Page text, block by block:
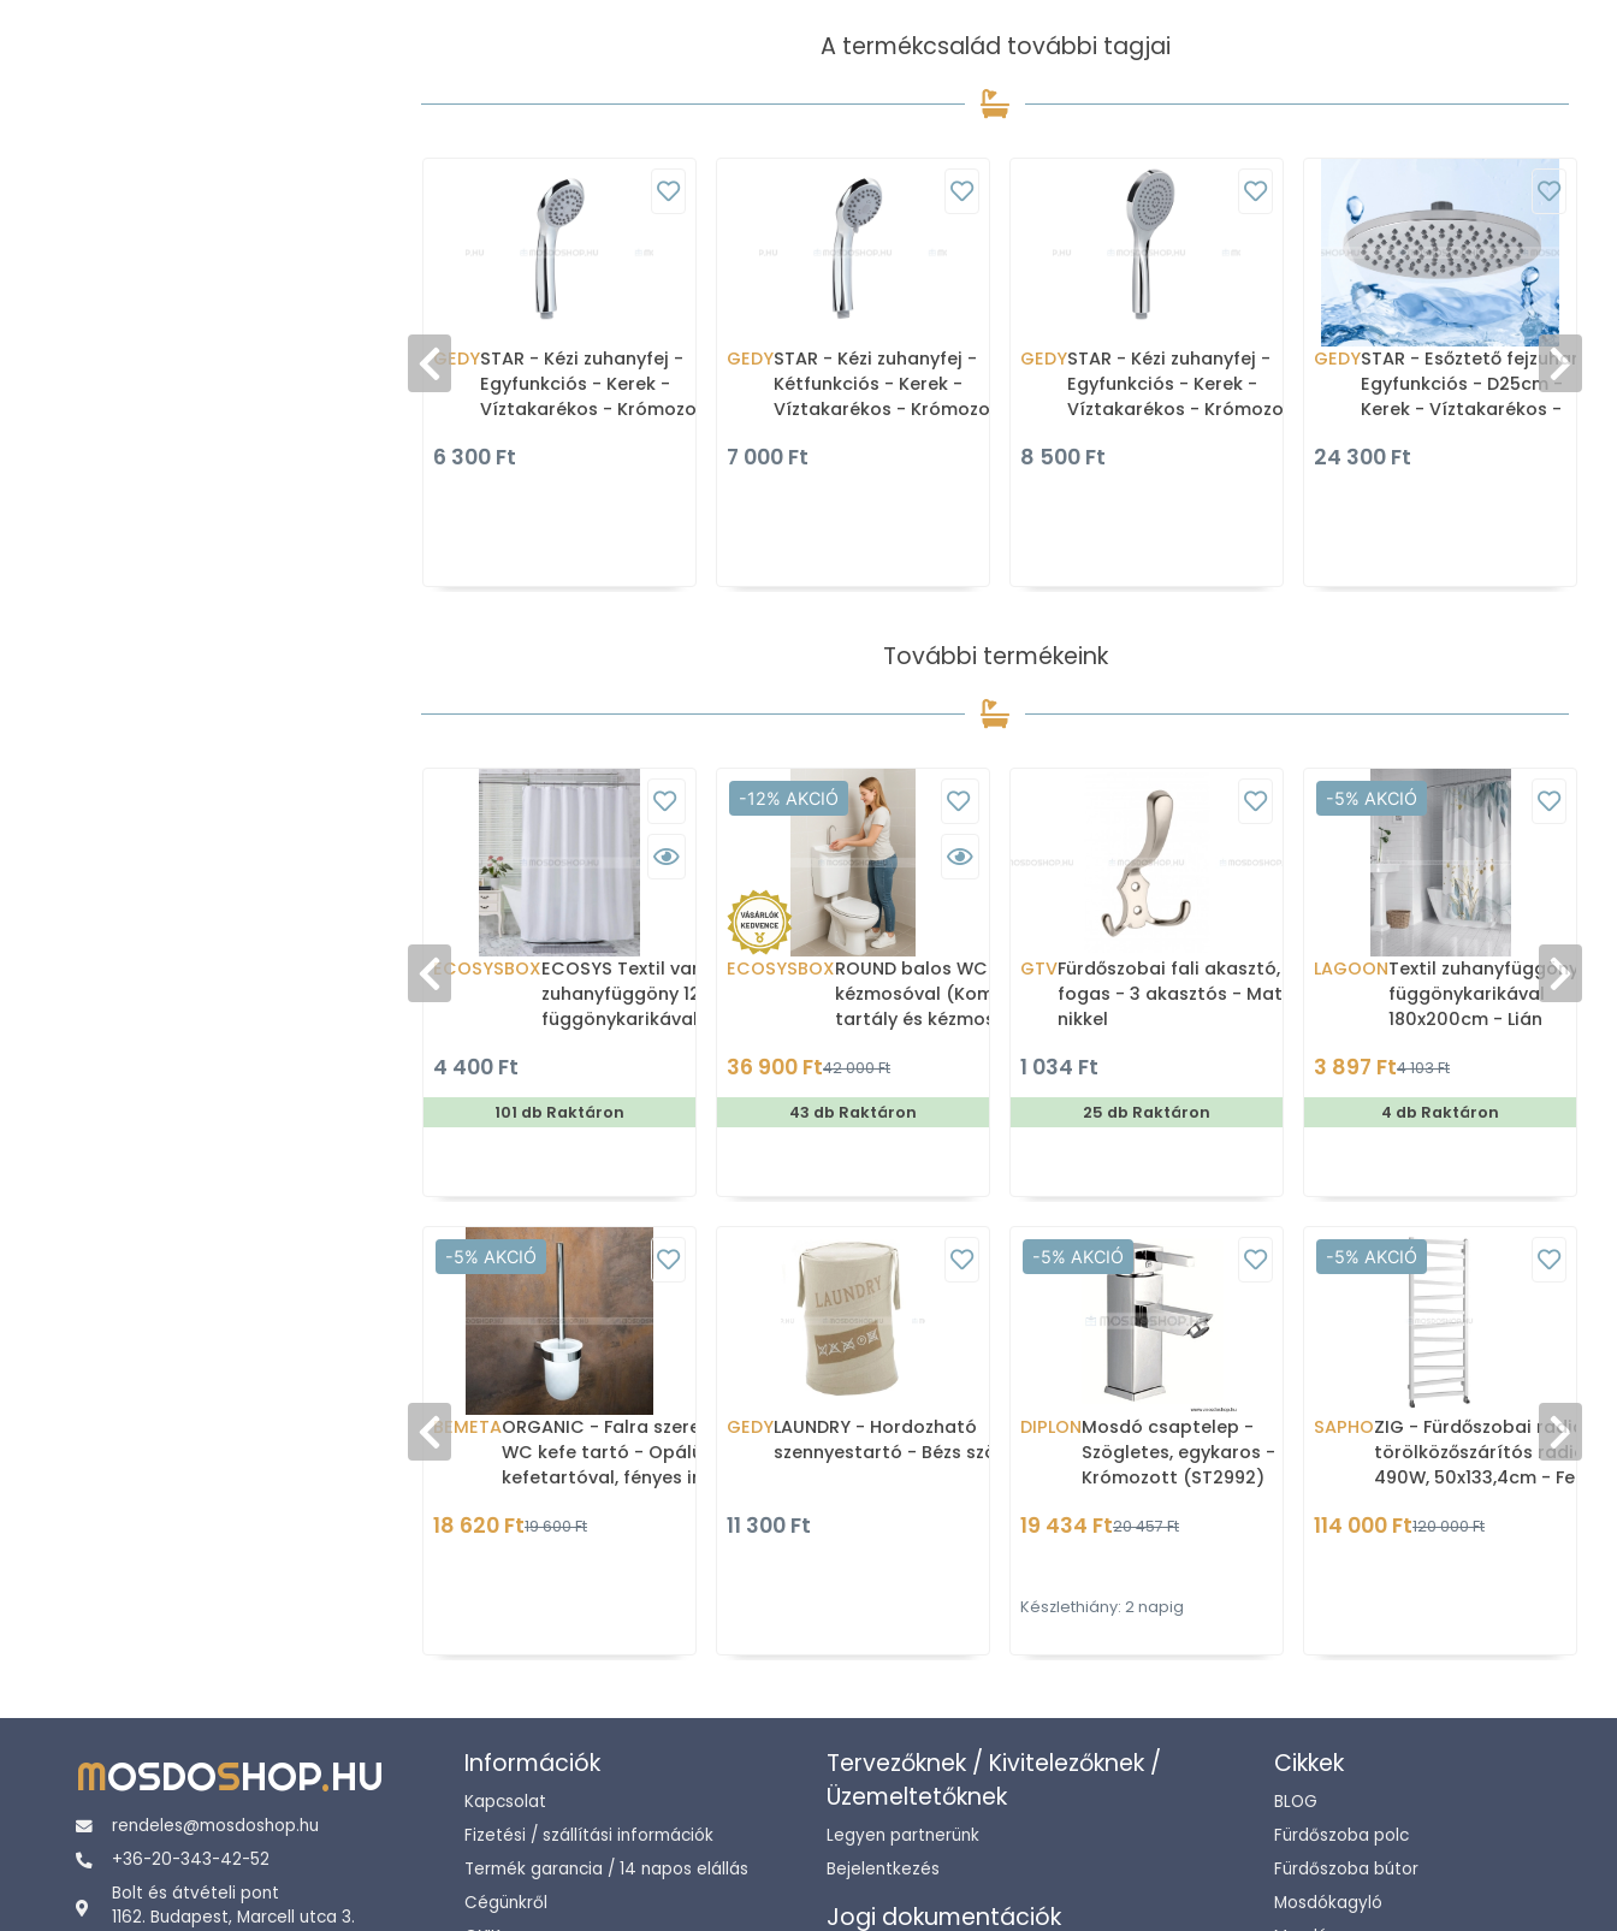
A termékcsalád további tagjai
GEDYSTAR - Kézi zuhanyfej -
Egyfunkciós - Kerek -
Víztakarékos - Krómozott
6 300 Ft
GEDYSTAR - Kézi zuhanyfej -
Kétfunkciós - Kerek -
Víztakarékos - Krómozott
7 000 Ft
GEDYSTAR - Kézi zuhanyfej -
Egyfunkciós - Kerek -
Víztakarékos - Krómozott
8 500 Ft
GEDYSTAR - Esőztető fejzuhany -
Egyfunkciós - D25cm -
Kerek - Víztakarékos -
24 300 Ft
További termékeink
ECOSYSBOXECOSYS Textil varrott
zuhanyfüggöny 12db
függönykarikával
Zuhanyfüggöny textil
4 400 Ft
101 db Raktáron
-12% AKCIÓ
ECOSYSBOXROUND balos WC tartály
kézmosóval (Kombi WC
tartály és kézmosó)
36 900 Ft42 000 Ft
43 db Raktáron
GTVFürdőszobai fali akasztó,
fogas - 3 akasztós - Matt
nikkel
1 034 Ft
25 db Raktáron
-5% AKCIÓ
LAGOONTextil zuhanyfüggöny
függönykarikával
180x200cm - Lián
3 897 Ft4 103 Ft
4 db Raktáron
-5% AKCIÓ
BEMETAORGANIC - Falra szerelhető
WC kefe tartó - Opálüveg
kefetartóval, fényes inox
18 620 Ft19 600 Ft
GEDYLAUNDRY - Hordozható
szennyestartó - Bézs szövet
11 300 Ft
-5% AKCIÓ
DIPLONMosdó csaptelep -
Szögletes, egykaros -
Krómozott (ST2992)
19 434 Ft20 457 Ft
Készlethiány: 2 napig
-5% AKCIÓ
SAPHOZIG - Fürdőszobai radiátor,
törölközőszárítós radiátor
490W, 50x133,4cm - Fehér
114 000 Ft120 000 Ft
MOSDOSHOP.HU
rendeles@mosdoshop.hu
+36-20-343-42-52
Bolt és átvételi pont
1162. Budapest, Marcell utca 3.
Információk
Kapcsolat
Fizetési / szállítási információk
Termék garancia / 14 napos elállás
Cégünkről
Tervezőknek / Kivitelezőknek /
Üzemeltetőknek
Legyen partnerünk
Bejelentkezés
Jogi dokumentációk
Cikkek
BLOG
Fürdőszoba polc
Fürdőszoba bútor
Mosdókagyló